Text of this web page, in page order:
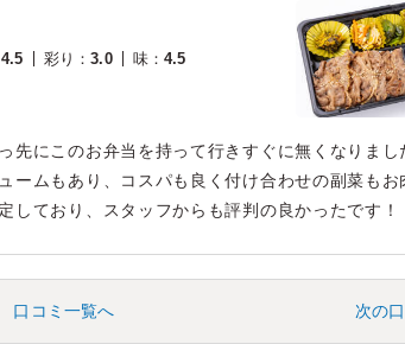
4.5 彩り ：3.0 味：4.5
先にこのお弁当を持って行きすぐに無くなりまし
ームもあり、コスパも良く付け合わせの副菜もお
しており、スタッフからも評判の良かったです！
口コミ一覧へ 次の